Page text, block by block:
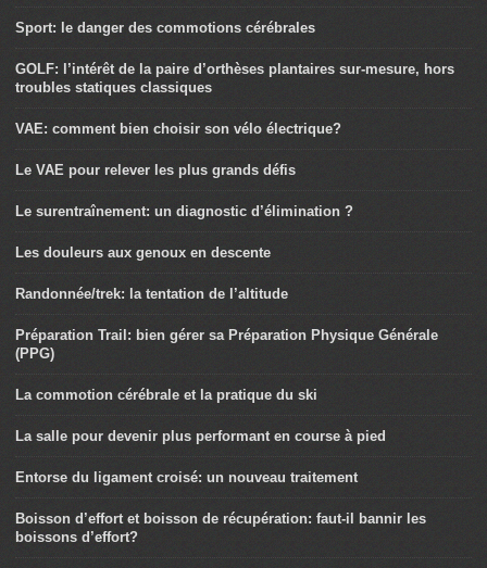
Sport: le danger des commotions cérébrales
GOLF: l’intérêt de la paire d’orthèses plantaires sur-mesure, hors
troubles statiques classiques
VAE: comment bien choisir son vélo électrique?
Le VAE pour relever les plus grands défis
Le surentraînement: un diagnostic d’élimination ?
Les douleurs aux genoux en descente
Randonnée/trek: la tentation de l’altitude
Préparation Trail: bien gérer sa Préparation Physique Générale
(PPG)
La commotion cérébrale et la pratique du ski
La salle pour devenir plus performant en course à pied
Entorse du ligament croisé: un nouveau traitement
Boisson d’effort et boisson de récupération: faut-il bannir les
boissons d’effort?